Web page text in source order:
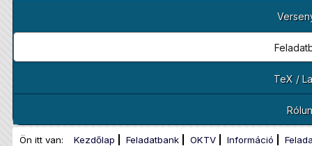
TeX /
Ön itt van: Kezdőlap Feladatbank OKTV Információ